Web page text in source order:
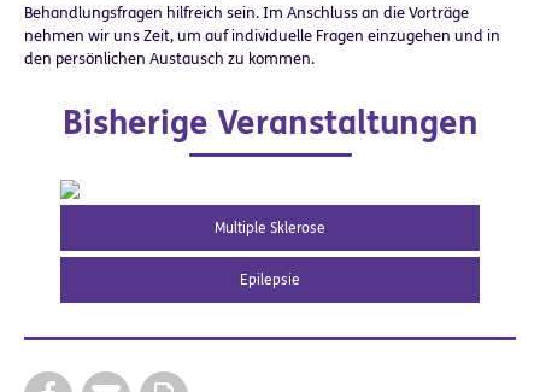
Behandlungsfragen hilfreich sein. Im Anschluss an die Vorträge
nehmen wir uns Zeit, um auf individuelle Fragen einzugehen und in
den persönlichen Austausch zu kommen.
Bisherige Veranstaltungen
Multiple Sklerose
Epilepsie